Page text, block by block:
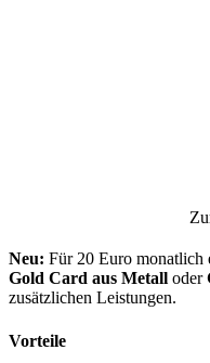
Neu: Für 20 Euro monatlich
Gold Card aus Metall oder
zusätzlichen Leistungen.
Vorteile